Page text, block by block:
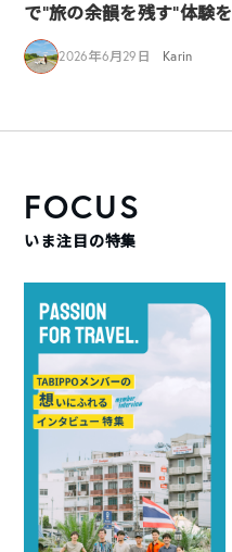
で“旅の余韻を残す”体験を
2026年6月29日 Karin
FOCUS
いま注目の特集